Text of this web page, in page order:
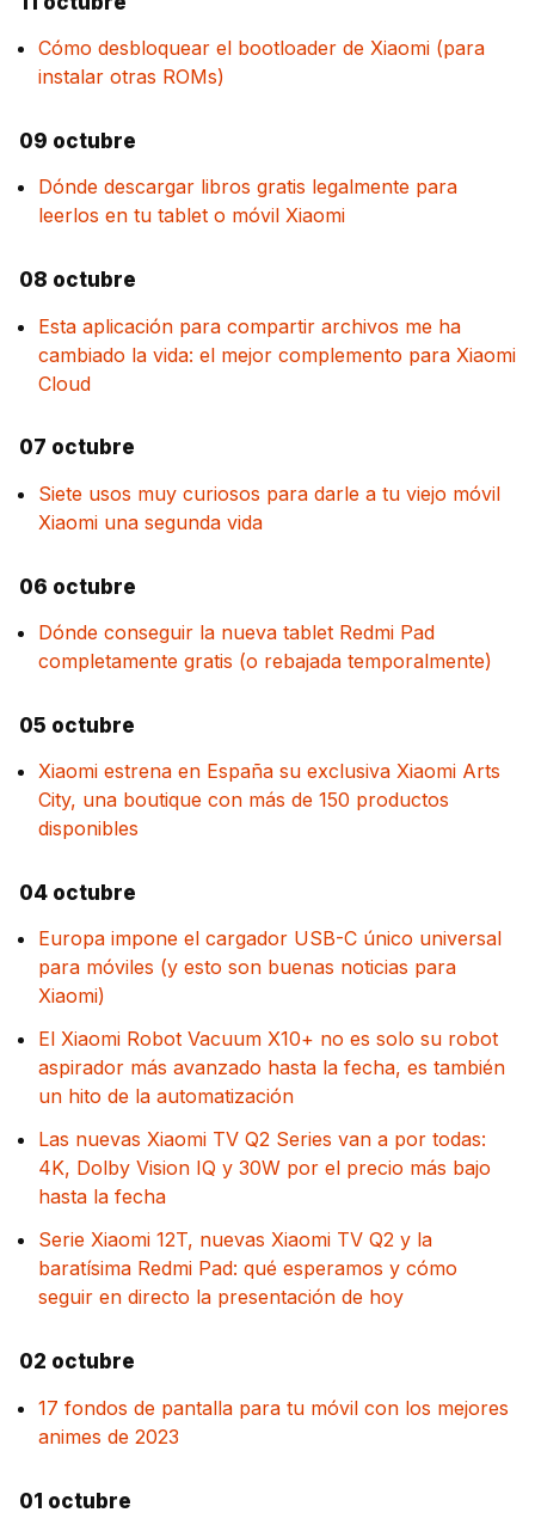
Cómo desbloquear el bootloader de Xiaomi (para
instalar otras ROMs)
09 octubre
Dónde descargar libros gratis legalmente para
leerlos en tu tablet o móvil Xiaomi
08 octubre
Esta aplicación para compartir archivos me ha
cambiado la vida: el mejor complemento para Xiaomi
Cloud
07 octubre
Siete usos muy curiosos para darle a tu viejo móvil
Xiaomi una segunda vida
06 octubre
Dónde conseguir la nueva tablet Redmi Pad
completamente gratis (o rebajada temporalmente)
05 octubre
Xiaomi estrena en España su exclusiva Xiaomi Arts
City, una boutique con más de 150 productos
disponibles
04 octubre
Europa impone el cargador USB-C único universal
para móviles (y esto son buenas noticias para
Xiaomi)
El Xiaomi Robot Vacuum X10+ no es solo su robot
aspirador más avanzado hasta la fecha, es también
un hito de la automatización
Las nuevas Xiaomi TV Q2 Series van a por todas:
4K, Dolby Vision IQ y 30W por el precio más bajo
hasta la fecha
Serie Xiaomi 12T, nuevas Xiaomi TV Q2 y la
baratísima Redmi Pad: qué esperamos y cómo
seguir en directo la presentación de hoy
02 octubre
17 fondos de pantalla para tu móvil con los mejores
animes de 2023
01 octubre